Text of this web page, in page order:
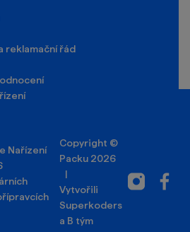
reklamační řád
Nařízení
Copyright ©
Packu 2026
|
Vytvořili
Superkoders
a B tým
Instagram